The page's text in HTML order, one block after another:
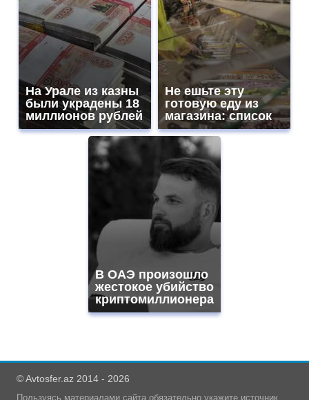
На Урале из казны
были украдены 18
миллионов рублей
Не ешьте эту
готовую еду из
магазина: список
В ОАЭ произошло
жестокое убийство
криптомиллионера
© Avtosfer.az 2014 - 2026
Пользуясь материалами сайта обязательно укажите источник.